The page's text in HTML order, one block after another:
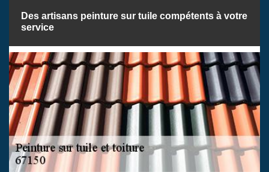
Des artisans peinture sur tuile compétents à votre
service